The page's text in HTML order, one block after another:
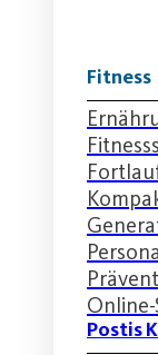
Fitness
Postis